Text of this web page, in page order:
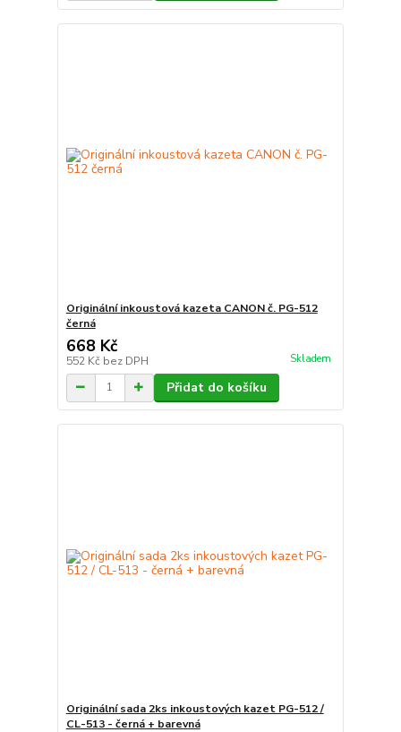
Originální inkoustová kazeta CANON č. PG-512
černá
668 Kč
552 Kč bez DPH Skladem
Přidat do košíku
Originální sada 2ks inkoustových kazet PG-512 /
CL-513 - černá + barevná